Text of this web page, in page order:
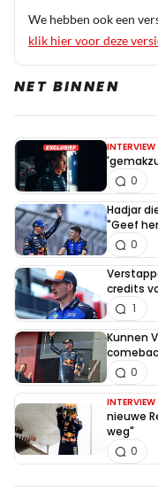
toren blazen ver
Tegen die tijd
Peter
Men zal inzetten
niet dat ze voor
te komen, dus we
zien (tenzij ze, net
randje is, of er
goede!
nelis
6 december
Ik denk het
short die is
verhelpen
een keer
kracht
We hebben ook een
klik hier voor deze
NET BINNEN
INTERVIEW
0
Hadjar
"Geef
0
credits
1
Kunnen
0
INTERVIEW
nieuwe
weg"
0